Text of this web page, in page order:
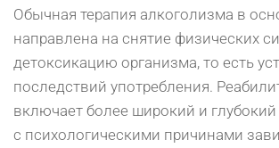
Обычная терапия алкоголизма в
направлена на снятие физических
детоксикацию организма, то есть
последствий употребления.
включает более широкий и глубокий
с психологическими причинами